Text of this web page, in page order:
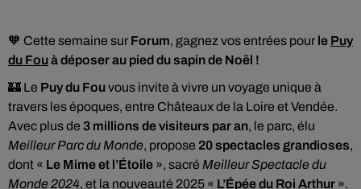
🧡 Cette semaine sur Forum, gagnez vos entrées pour le Puy
du Fouà déposer au pied du sapin de Noël !
🏰 Le Puy du Fouvous invite à vivre un voyage unique à
travers les époques, entre Châteaux de la Loire et Vendée.
Avec plus de 3 millions de visiteurs par an, le parc, élu
Meilleur Parc du Monde, propose 20 spectacles grandioses,
dont « Le Mime et l’Étoile », sacré Meilleur Spectacle du
Monde 2024, et la nouveauté 2025 « L’Épée du Roi Arthur ».